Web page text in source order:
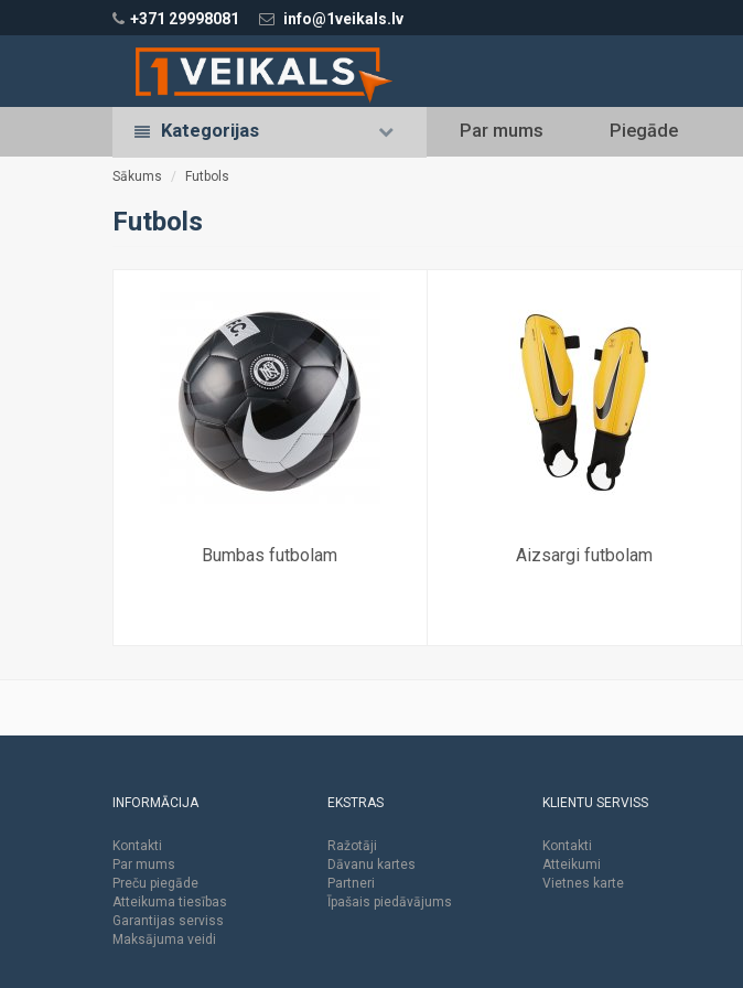
+371 29998081 info@1veikals.lv
Kategorijas Par mums Piegāde
Sākums Futbols
Futbols
Bumbas futbolam Aizsargi futbolam
INFORMĀCIJA
Kontakti
Par mums
Preču piegāde
Atteikuma tiesības
Garantijas serviss
Maksājuma veidi
EKSTRAS
Ražotāji
Dāvanu kartes
Partneri
Īpašais piedāvājums
KLIENTU SERVISS
Kontakti
Atteikumi
Vietnes karte